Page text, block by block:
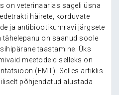
on veterinaarias sageli üsna
häirete, korduvate
ja antibiootikumravi järgsete
tähelepanu on saanud soole
taastamine. Üks
meetodeid selleks on
(FMT). Selles artiklis
põhjendatud alustada